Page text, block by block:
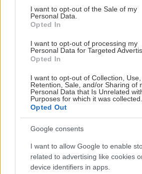
consent section.
I want to opt-out of the Sale of my
Personal Data.
Opted In
I want to opt-out of processing my
Personal Data for Targeted
Opted In
I want to opt-out of Collection, Use,
Retention, Sale, and/or Sharing of
Personal Data that Is Unrelated
Purposes for which it was collected.
Opted Out
Google consents
I want to allow Google to enable
related to advertising like cookies
device identifiers in apps.
Nemusí to byť len
levanduľa! 7 fialových
krások, ktoré rozžiaria
vašu záhradu
CHALUPA